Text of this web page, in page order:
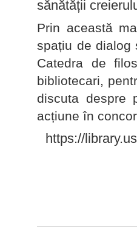
sănătății
Prin această
spațiu de dialog
Catedra de
bibliotecari,
discuta despre
acțiune în
https://